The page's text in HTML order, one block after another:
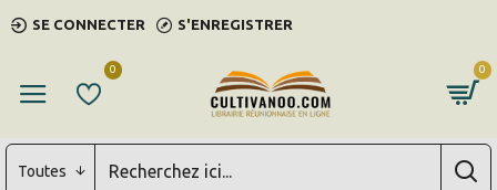
SE CONNECTER S'ENREGISTRER
0 0
Toutes